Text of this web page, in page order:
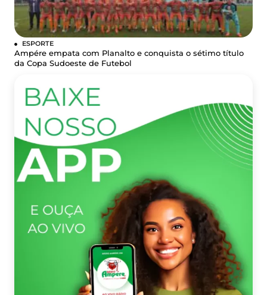
ESPORTE
Ampére empata com Planalto e conquista o sétimo título
da Copa Sudoeste de Futebol